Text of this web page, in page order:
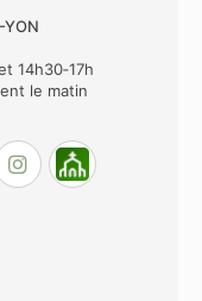
YON
14h30‑17h
le matin